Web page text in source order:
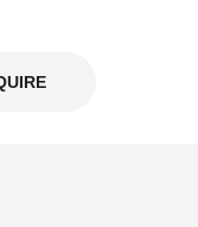
Wohn -und
20 qmAusstattung